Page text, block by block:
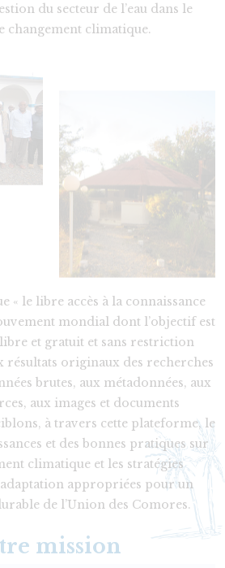
du secteur de l’eau dans le
changement climatique.
« le libre accès à la connaissance
mondial dont l’objectif est
et gratuit et sans restriction
résultats originaux des recherches
brutes, aux métadonnées, aux
aux images et documents
à travers cette plateforme, le
et des bonnes pratiques sur
climatique et les stratégies
appropriées pour un
de l’Union des Comores.
mission